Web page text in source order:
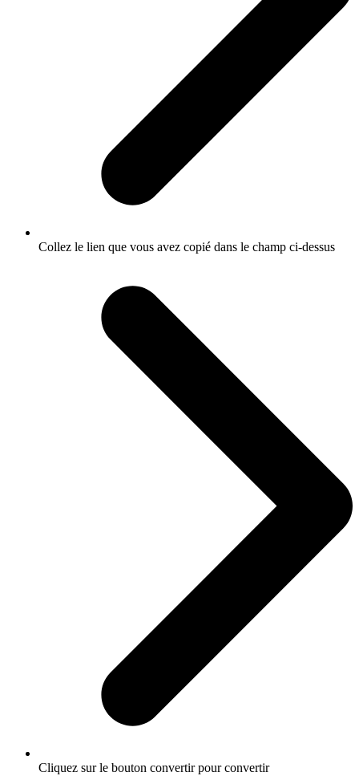
Collez le lien que vous avez copié dans le champ ci-dessus
Cliquez sur le bouton convertir pour convertir